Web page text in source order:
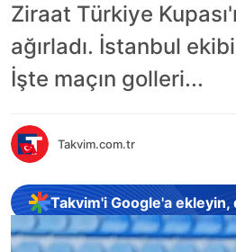
Ziraat Türkiye
ağırladı. İstanbul
İşte maçın golleri...
Takvim.com.tr
Takvim'i Google'a ekleyin,